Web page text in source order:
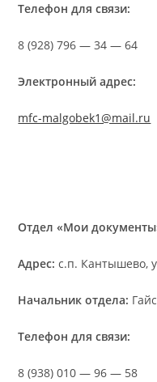
Телефон для связи:
8 (928) 796 — 34 — 64
Электронный адрес:
mfc-malgobek1@mail.ru
Отдел «Мои
Адрес: с.п. Кантышево,
Начальник отдела:
Телефон для связи:
8 (938) 010 — 96 — 58